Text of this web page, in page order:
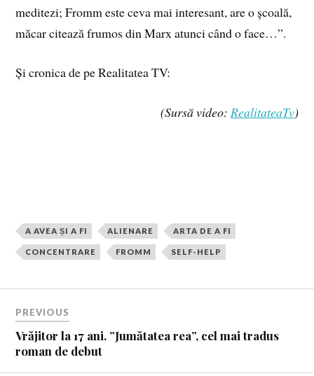
meditezi; Fromm este ceva mai interesant, are o școală,
măcar citează frumos din Marx atunci când o face…”.
Și cronica de pe Realitatea TV:
(Sursă video: RealitateaTv)
A AVEA ȘI A FI ALIENARE ARTA DE A FI
CONCENTRARE FROMM SELF-HELP
PREVIOUS
Vrăjitor la 17 ani. ”Jumătatea rea”, cel mai tradus
roman de debut